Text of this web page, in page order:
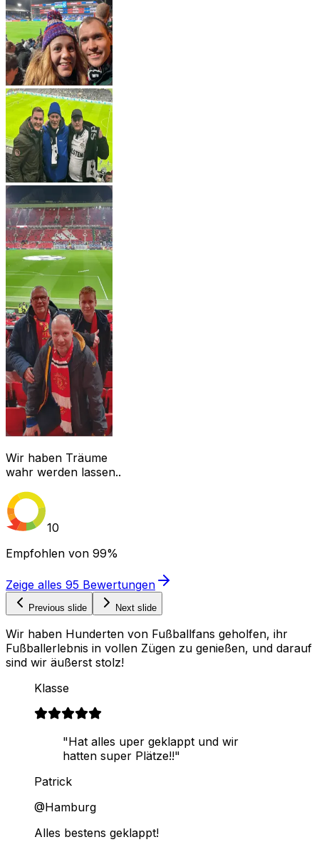
Wir haben Träume
wahr werden lassen..
10
Empfohlen von 99%
Zeige alles 95 Bewertungen
Previous slide Next slide
Wir haben Hunderten von Fußballfans geholfen, ihr
Fußballerlebnis in vollen Zügen zu genießen, und darauf
sind wir äußerst stolz!
Klasse
"Hat alles uper geklappt und wir
hatten super Plätze!!"
Patrick
@Hamburg
Alles bestens geklappt!